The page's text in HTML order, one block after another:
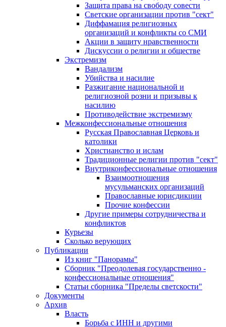
Защита права на свободу совести
Светские организации против "сект"
Диффамация религиозных
организаций и конфликты со СМИ
Акции в защиту нравственности
Дискуссии о религии и обществе
Экстремизм
Вандализм
Убийства и насилие
Разжигание национальной и
религиозной розни и призывы к
насилию
Противодействие экстремизму
Межконфессиональные отношения
Русская Православная Церковь и
католики
Христианство и ислам
Традиционные религии против "сект"
Внутриконфессиональные отношения
Взаимоотношения
мусульманских организаций
Православные юрисдикции
Прочие конфессии
Другие примеры сотрудничества и
конфликтов
Курьезы
Сколько верующих
Публикации
Из книг "Панорамы"
Сборник "Преодолевая государственно -
конфессиональные отношения"
Статьи сборника "Пределы светскости"
Документы
Архив
Власть
Борьба с ИНН и другими